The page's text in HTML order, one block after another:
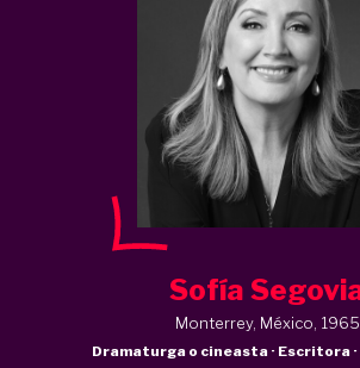
Sofía
Monterrey, México, 1965
Dramaturga o cineasta · Escritora